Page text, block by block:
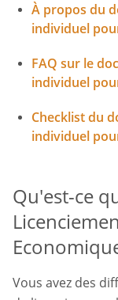
À propos du
individuel
FAQ sur le
individuel
Checklist du
individuel
Qu'est-ce
Vous avez des